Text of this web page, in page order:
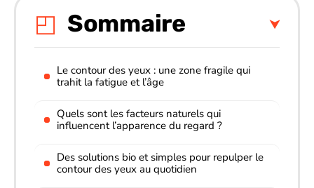
Sommaire
Le contour des yeux : une zone fragile qui
trahit la fatigue et l’âge
Quels sont les facteurs naturels qui
influencent l’apparence du regard ?
Des solutions bio et simples pour repulper le
contour des yeux au quotidien